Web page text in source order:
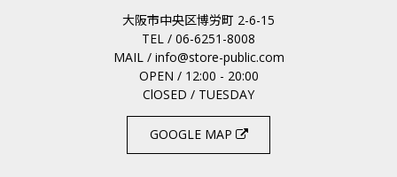
大阪市中央区博労町 2-6-15
TEL / 06-6251-8008
MAIL / info@store-public.com
OPEN / 12:00 - 20:00
ClOSED / TUESDAY
GOOGLE MAP